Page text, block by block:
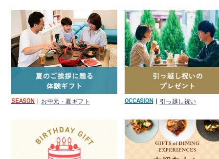
SEASON お中元・夏ギフト OCCASION 引っ越し祝い